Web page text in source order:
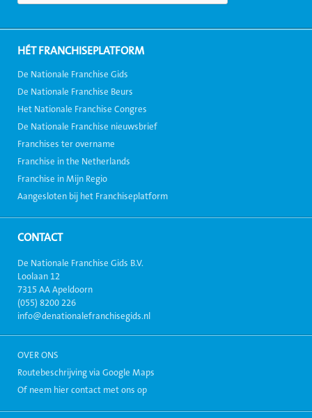
HÉT FRANCHISEPLATFORM
De Nationale Franchise Gids
De Nationale Franchise Beurs
Het Nationale Franchise Congres
De Nationale Franchise nieuwsbrief
Franchises ter overname
Franchise in the Netherlands
Franchise in Mijn Regio
Aangesloten bij het Franchiseplatform
CONTACT
De Nationale Franchise Gids B.V.
Loolaan 12
7315 AA Apeldoorn
(055) 8200 226
info@denationalefranchisegids.nl
OVER ONS
Routebeschrijving via Google Maps
Of neem hier contact met ons op